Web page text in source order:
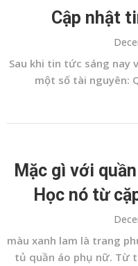
Cập nhật
Sau khi tin tức sáng nay
một số tài nguyên:
Mặc gì với
Học nó từ
màu xanh lam là trang
tủ quần áo phụ nữ. Từ